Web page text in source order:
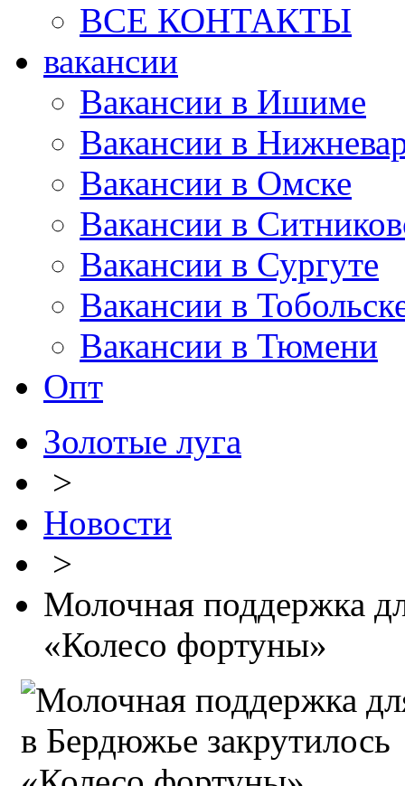
ВСЕ КОНТАКТЫ
вакансии
Вакансии в Ишиме
Вакансии в
Вакансии в Омске
Вакансии в
Вакансии в Сургуте
Вакансии в
Вакансии в Тюмени
Опт
Золотые луга
>
Новости
>
Молочная поддержка
«Колесо фортуны»